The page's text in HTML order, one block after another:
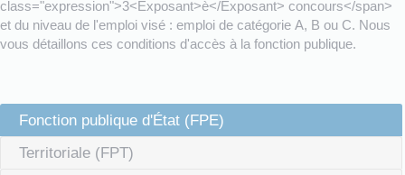
class="expression">3<Exposant>è</Exposant> concours</span>
et du niveau de l'emploi visé : emploi de catégorie A, B ou C. Nous
vous détaillons ces conditions d'accès à la fonction publique.
Fonction publique d'État (FPE)
Territoriale (FPT)